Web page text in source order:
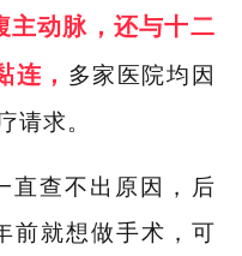
主动脉，还与十二
， 多家医院均因
请求。
直查不出原因，后
前就想做手术，可